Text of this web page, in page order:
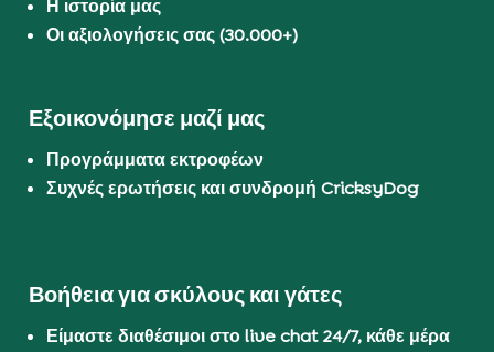
Η ιστορία μας
Οι αξιολογήσεις σας (30.000+)
Εξοικονόμησε μαζί μας
Προγράμματα εκτροφέων
Συχνές ερωτήσεις και συνδρομή CricksyDog
Βοήθεια για σκύλους και γάτες
Είμαστε διαθέσιμοι στο live chat 24/7, κάθε μέρα